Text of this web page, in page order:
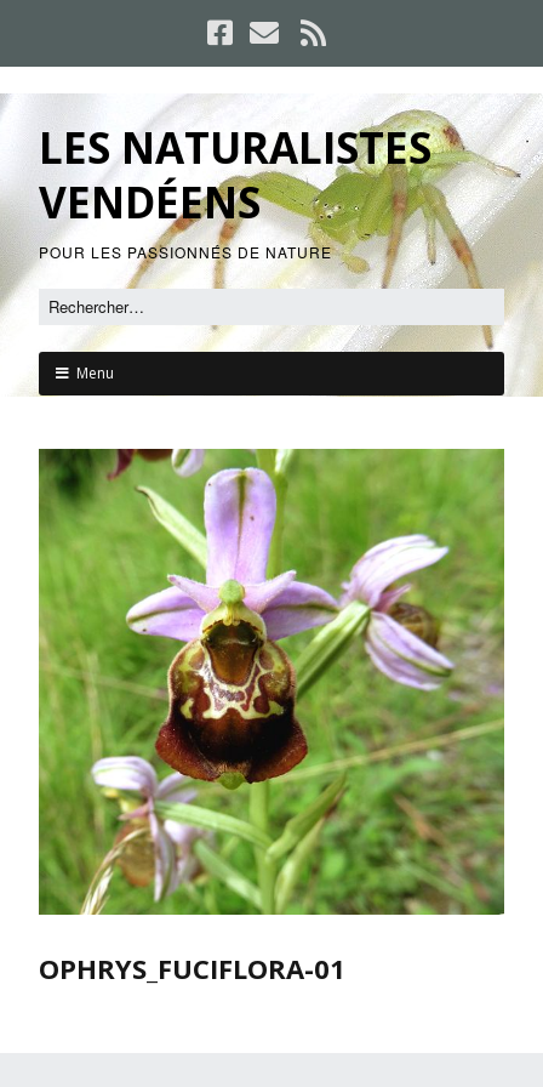
LES NATURALISTES
VENDÉENS
POUR LES PASSIONNÉS DE NATURE
Menu
OPHRYS_FUCIFLORA-01